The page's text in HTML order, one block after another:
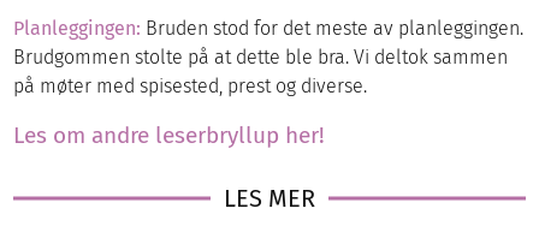
Planleggingen: Bruden stod for det meste av planleggingen.
Brudgommen stolte på at dette ble bra. Vi deltok sammen
på møter med spisested, prest og diverse.
Les om andre leserbryllup her!
LES MER